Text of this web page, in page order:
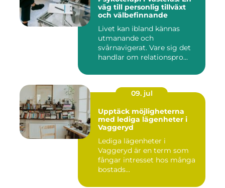
väg till personlig tillväxt
och välbefinnande
Livet kan ibland kännas
utmanande och
svårnavigerat. Vare sig det
handlar om relationspro...
09. jul
Upptäck möjligheterna
med lediga lägenheter i
Vaggeryd
Lediga lägenheter i
Vaggeryd är en term som
fångar intresset hos många
bostads...